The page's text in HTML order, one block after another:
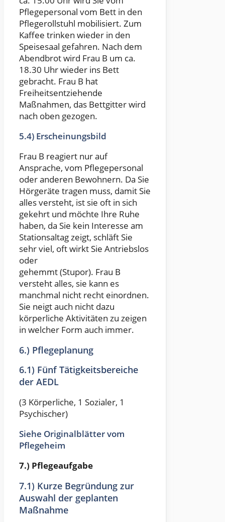
Pflegepersonal vom Bett in den
Pflegerollstuhl mobilisiert. Zum
Kaffee trinken wieder in den
Speisesaal gefahren. Nach dem
Abendbrot wird Frau B um ca.
18.30 Uhr wieder ins Bett
gebracht. Frau B hat
Freiheitsentziehende
Maßnahmen, das Bettgitter wird
nach oben gezogen.
5.4) Erscheinungsbild
Frau B reagiert nur auf
Ansprache, vom Pflegepersonal
oder anderen Bewohnern. Da Sie
Hörgeräte tragen muss, damit Sie
alles versteht, ist sie oft in sich
gekehrt und möchte Ihre Ruhe
haben, da Sie kein Interesse am
Stationsaltag zeigt, schläft Sie
sehr viel, oft wirkt Sie Antriebslos
oder
gehemmt (Stupor). Frau B
versteht alles, sie kann es
manchmal nicht recht einordnen.
Sie neigt auch nicht dazu
körperliche Aktivitäten zu zeigen
in welcher Form auch immer.
6.) Pflegeplanung
6.1) Fünf Tätigkeitsbereiche
der AEDL
(3 Körperliche, 1 Sozialer, 1
Psychischer)
Siehe Originalblätter vom
Pflegeheim
7.) Pflegeaufgabe
7.1) Kurze Begründung zur
Auswahl der geplanten
Maßnahme